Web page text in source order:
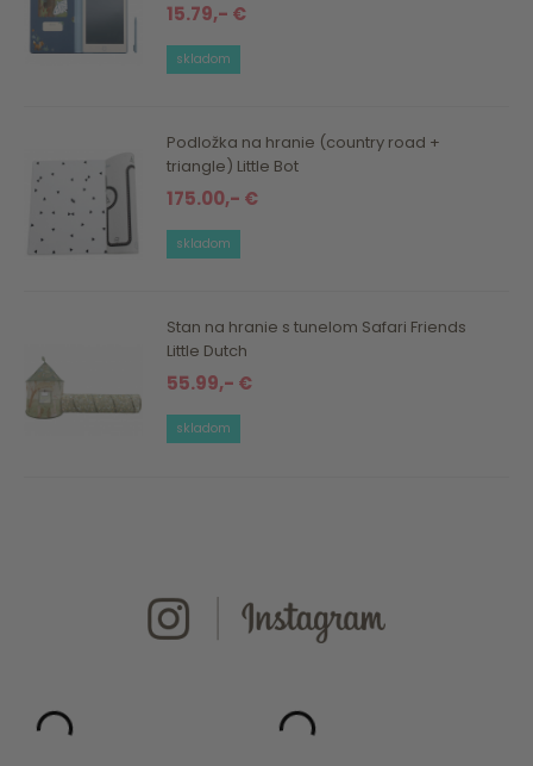
15.79,- €
skladom
Podložka na hranie (country road +
triangle) Little Bot
175.00,- €
skladom
Stan na hranie s tunelom Safari Friends
Little Dutch
55.99,- €
skladom